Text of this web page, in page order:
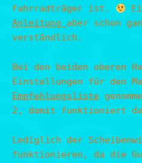
Fahrradträger ist.
Anleitung aber schon
verständlich.
Bei den beiden oberen
Einstellungen für den
Empfehlungsliste
2, damit funktioniert
Lediglich der
funktionieren, da die